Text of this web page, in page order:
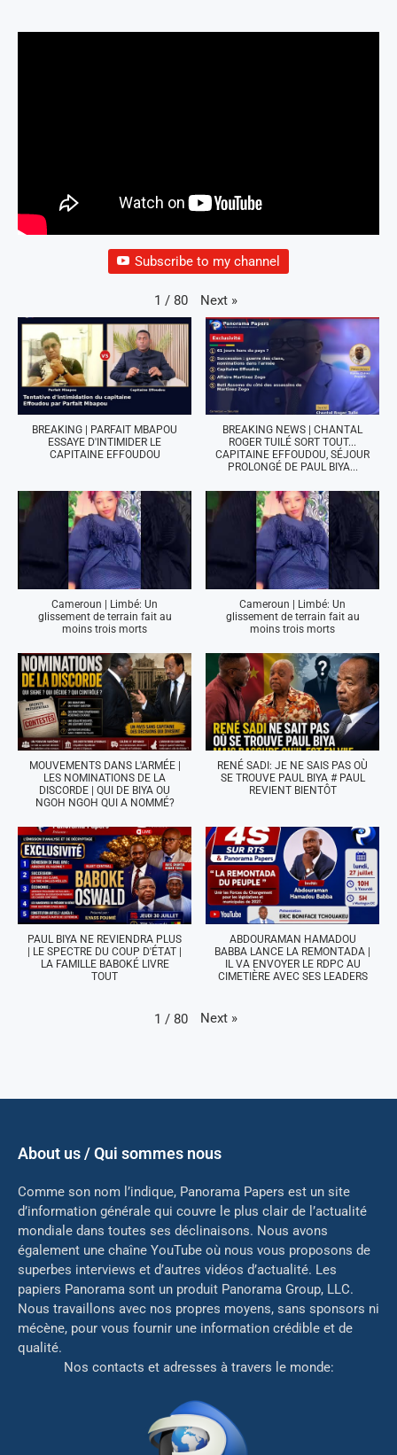
Subscribe to my channel
1 / 80 Next »
BREAKING | PARFAIT MBAPOU
ESSAYE D'INTIMIDER LE
CAPITAINE EFFOUDOU
BREAKING NEWS | CHANTAL
ROGER TUILÉ SORT TOUT...
CAPITAINE EFFOUDOU, SÉJOUR
PROLONGÉ DE PAUL BIYA...
Cameroun | Limbé: Un
glissement de terrain fait au
moins trois morts
Cameroun | Limbé: Un
glissement de terrain fait au
moins trois morts
MOUVEMENTS DANS L'ARMÉE |
LES NOMINATIONS DE LA
DISCORDE | QUI DE BIYA OU
NGOH NGOH QUI A NOMMÉ?
RENÉ SADI: JE NE SAIS PAS OÙ
SE TROUVE PAUL BIYA # PAUL
REVIENT BIENTÔT
PAUL BIYA NE REVIENDRA PLUS
| LE SPECTRE DU COUP D'ÉTAT |
LA FAMILLE BABOKÉ LIVRE
TOUT
ABDOURAMAN HAMADOU
BABBA LANCE LA REMONTADA |
IL VA ENVOYER LE RDPC AU
CIMETIÈRE AVEC SES LEADERS
1 / 80 Next »
About us / Qui sommes nous
Comme son nom l’indique, Panorama Papers est un site
d’information générale qui couvre le plus clair de l’actualité
mondiale dans toutes ses déclinaisons. Nous avons
également une chaîne YouTube où nous vous proposons de
superbes interviews et d’autres vidéos d’actualité. Les
papiers Panorama sont un produit Panorama Group, LLC.
Nous travaillons avec nos propres moyens, sans sponsors ni
mécène, pour vous fournir une information crédible et de
qualité.
Nos contacts et adresses à travers le monde: